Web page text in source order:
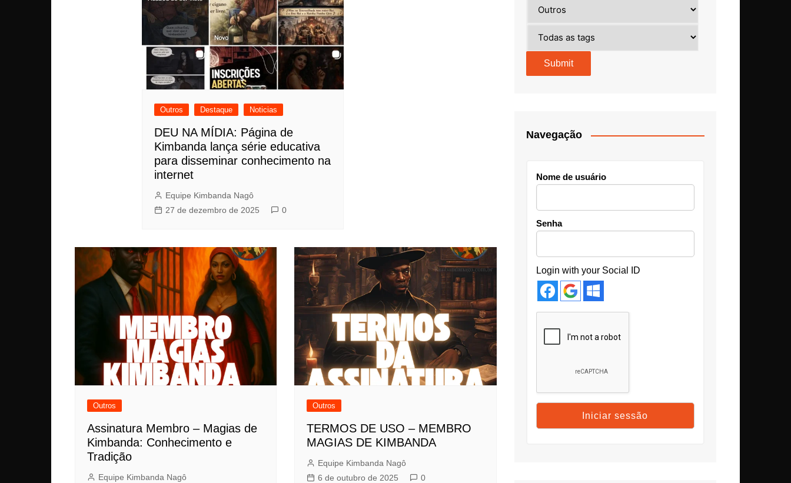
Outros Destaque Noticias
DEU NA MÍDIA: Página de
Kimbanda lança série educativa
para disseminar conhecimento na
internet
Equipe Kimbanda Nagô
27 de dezembro de 2025
0
Outros
Assinatura Membro – Magias de
Kimbanda: Conhecimento e
Tradição
Equipe Kimbanda Nagô
Outros
TERMOS DE USO – MEMBRO
MAGIAS DE KIMBANDA
Equipe Kimbanda Nagô
6 de outubro de 2025
0
Navegação
Nome de usuário
Senha
Login with your Social ID